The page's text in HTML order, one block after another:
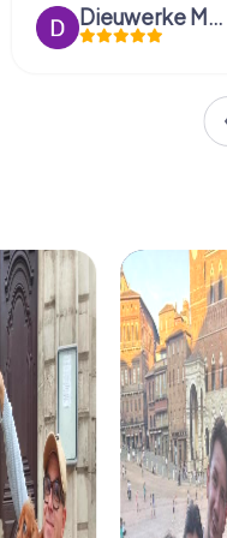
Dieuwerke Meerlo